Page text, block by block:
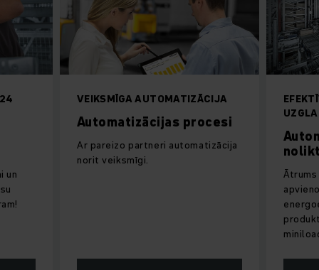
VEIKSMĪGA AUTOMATIZĀCIJA
Automatizācijas procesi
Ar pareizo partneri automatizācija
norit veiksmīgi.
un